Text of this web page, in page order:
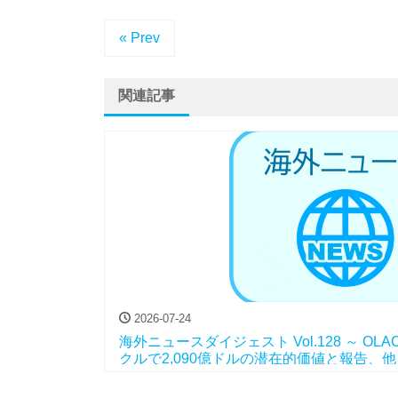
« Prev
関連記事
2026-07-24
海外ニュースダイジェスト Vol.128 ～
クルで2,090億ドルの潜在的価値と報告、他